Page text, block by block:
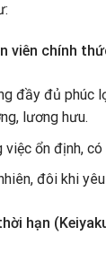
viên chính
đầy đủ phúc
lương hưu.
việc ổn định,
đôi khi
hạn